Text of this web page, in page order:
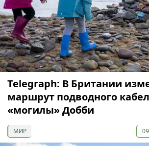
Telegraph: В Британии
маршрут подводного
«могилы» Добби
МИР